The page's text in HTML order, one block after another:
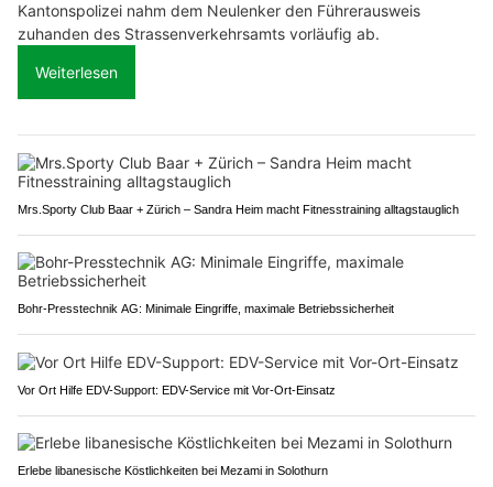
Kantonspolizei nahm dem Neulenker den Führerausweis
zuhanden des Strassenverkehrsamts vorläufig ab.
Weiterlesen
Mrs.Sporty Club Baar + Zürich – Sandra Heim macht Fitnesstraining alltagstauglich
Bohr-Presstechnik AG: Minimale Eingriffe, maximale Betriebssicherheit
Vor Ort Hilfe EDV-Support: EDV-Service mit Vor-Ort-Einsatz
Erlebe libanesische Köstlichkeiten bei Mezami in Solothurn